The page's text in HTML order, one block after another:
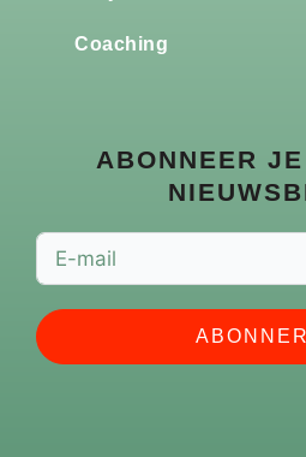
Coaching
ABONNEER